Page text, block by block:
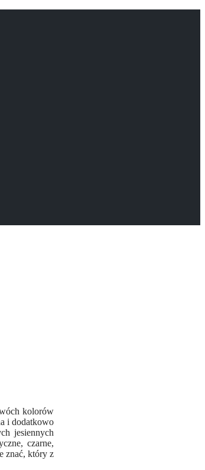
kolorów
i dodatkowo
jesiennych
czarne,
znać, który z